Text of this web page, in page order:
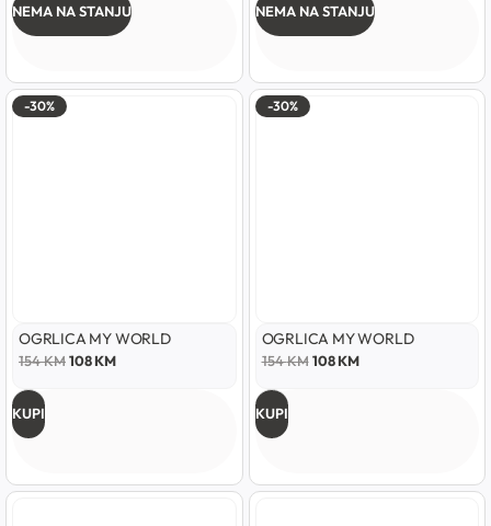
NEMA NA STANJU NEMA NA STANJU
-30%
OGRLICA MY WORLD
154KM108KM
KUPI
-30%
OGRLICA MY WORLD
154KM 108KM
KUPI